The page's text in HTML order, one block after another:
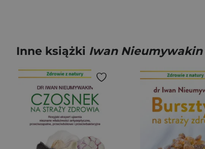
Inne książki Iwan Nieumywakin